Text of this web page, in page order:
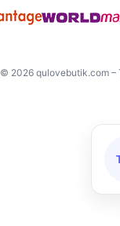
© 2026 qulovebutik.com –